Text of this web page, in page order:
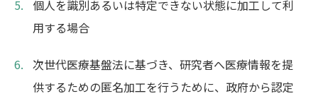
個人を識別あるいは特定できない状態に加工して利
用する場合
次世代医療基盤法に基づき、研究者へ医療情報を提
供するための匿名加工を行うために、政府から認定